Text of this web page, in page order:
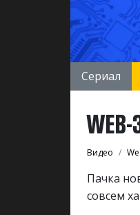
Сериал
Видео
Пачка
совсем